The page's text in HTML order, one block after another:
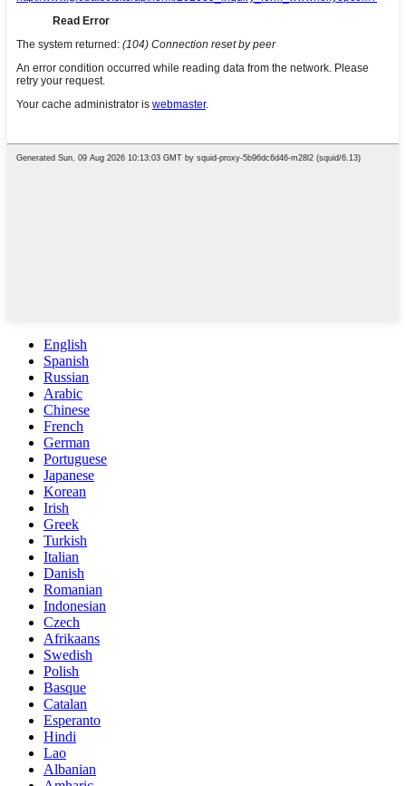
English
Spanish
Russian
Arabic
Chinese
French
German
Portuguese
Japanese
Korean
Irish
Greek
Turkish
Italian
Danish
Romanian
Indonesian
Czech
Afrikaans
Swedish
Polish
Basque
Catalan
Esperanto
Hindi
Lao
Albanian